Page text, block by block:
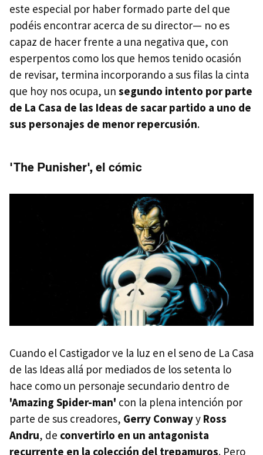
este especial por haber formado parte del que
podéis encontrar acerca de su director— no es
capaz de hacer frente a una negativa que, con
esperpentos como los que hemos tenido ocasión
de revisar, termina incorporando a sus filas la cinta
que hoy nos ocupa, un segundo intento por parte
de La Casa de las Ideas de sacar partido a uno de
sus personajes de menor repercusión.
'The Punisher', el cómic
Cuando el Castigador ve la luz en el seno de La Casa
de las Ideas allá por mediados de los setenta lo
hace como un personaje secundario dentro de
'Amazing Spider-man' con la plena intención por
parte de sus creadores, Gerry Conwayy Ross
Andru, de convertirlo en un antagonista
recurrente en la colección del trepamuros. Pero